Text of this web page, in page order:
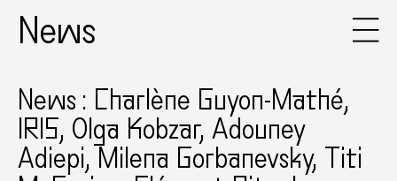
News
News : Charlène Guyon-Mathé,
IRIS, Olga Kobzar, Adouney
Adiepi, Milena Gorbanevsky, Titi